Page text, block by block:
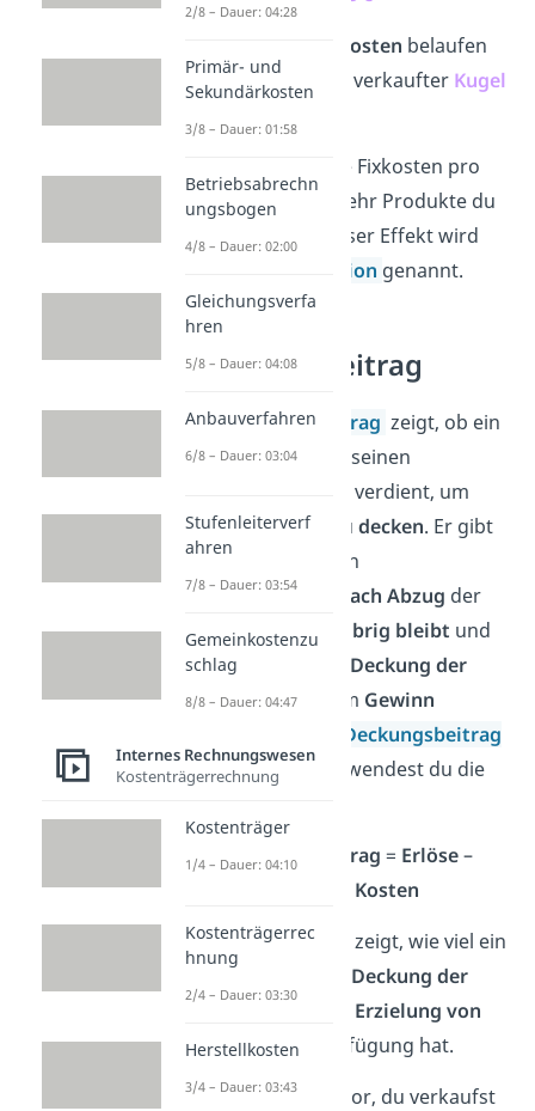
Fixkosten belaufen
sich auf0,65 € verkaufter Kugel
Die Fixkosten pro
Stück sinken, je mehr Produkte du
produzierst — dieser Effekt wird
Fixkostendegression genannt.
Deckungsbeitrag
DerDeckungsbeitrag zeigt, ob ein
Unternehmen mit seinen
Einnahmen genug verdient, um
seineFixkosten zu decken. Er gibt
an, wie viel von den
Verkaufserlösen
nach Abzug der
variablen Kosten
übrig bleibt und
wie viel davon zur Deckung der
Fixkostenund zum Gewinn
Deckungsbeitrag
zu berechnen, verwendest du die
Deckungsbeitrag = Erlöse–
variable Kosten
Diese Berechnung zeigt, wie viel ein
Unternehmen zur Deckung der
Fixkosten
Erzielung von
Gewinnenzur Verfügung hat.
Beispiel: Stell dir vor, du verkaufst
2/8 – Dauer: 04:28
Primär- und
Sekundärkosten
3/8 – Dauer: 01:58
Betriebsabrechn
ungsbogen
4/8 – Dauer: 02:00
Gleichungsverfa
hren
5/8 – Dauer: 04:08
Anbauverfahren
6/8 – Dauer: 03:04
Stufenleiterverf
ahren
7/8 – Dauer: 03:54
Gemeinkostenzu
schlag
8/8 – Dauer: 04:47
Internes Rechnungswesen
Kostenträgerrechnung
Kostenträger
1/4 – Dauer: 04:10
Kostenträgerrec
hnung
2/4 – Dauer: 03:30
Herstellkosten
3/4 – Dauer: 03:43